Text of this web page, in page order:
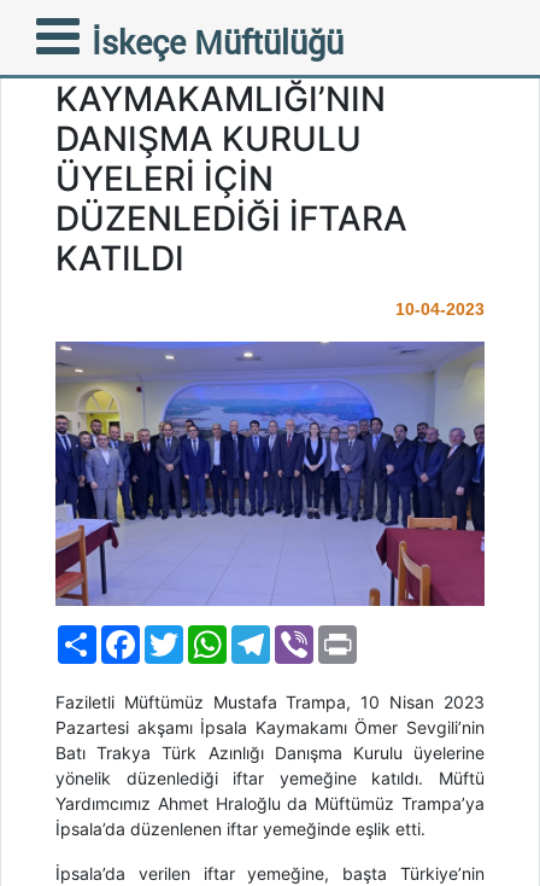
İskeçe Müftülüğü
MÜFTÜMÜZ MUSTAFA
TRAMPA İPSALA
KAYMAKAMLIĞI’NIN
DANIŞMA KURULU
ÜYELERİ İÇİN
DÜZENLEDİĞİ İFTARA
KATILDI
10-04-2023
PaylaşFacebook
TwitterWhatsAppTelegram
Viber
Faziletli Müftümüz Mustafa Trampa, 10 Nisan 2023
Pazartesi akşamı İpsala Kaymakamı Ömer Sevgili’nin
Batı Trakya Türk Azınlığı Danışma Kurulu üyelerine
yönelik düzenlediği iftar yemeğine katıldı. Müftü
Yardımcımız Ahmet Hraloğlu da Müftümüz Trampa’ya
İpsala’da düzenlenen iftar yemeğinde eşlik etti.
İpsala’da verilen iftar yemeğine, başta Türkiye’nin